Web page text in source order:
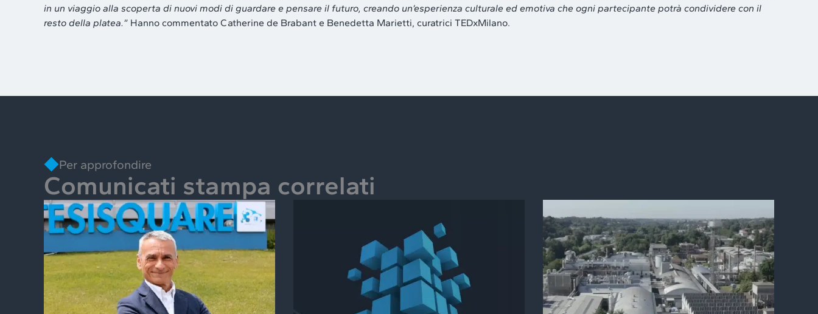
in un viaggio alla scoperta di nuovi modi di guardare e pensare il futuro, creando un’esperienza culturale ed emotiva che ogni partecipante potrà condividere con il
resto della platea.” Hanno commentato Catherine de Brabant e Benedetta Marietti, curatrici TEDxMilano.
Per approfondire
Comunicati stampa correlati